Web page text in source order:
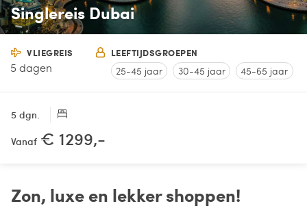
Singlereis Dubai
VLIEGREIS
5 dagen
LEEFTIJDSGROEPEN
25-45 jaar 30-45 jaar 45-65 jaar
5 dgn.
Vanaf € 1299,-
Zon, luxe en lekker shoppen!